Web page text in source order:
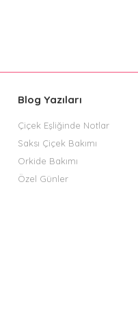
Blog Yazıları
Çiçek Eşliğinde Notlar
Saksı Çiçek Bakımı
Orkide Bakımı
Özel Günler